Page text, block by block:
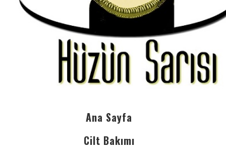
Ana Sayfa
Cilt Bakımı